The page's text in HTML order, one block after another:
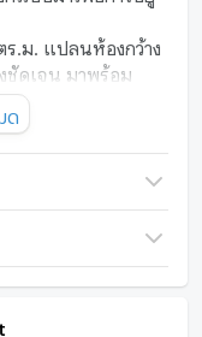
.ม. แปลนห้องกว้าง
ชัดเจน มาพร้อม
ป็นจุดเด่นสำคัญที่ไม่
วเมืองเปิดโล่งและ
ต่ยังคงความเป็น
นี้จึงเหมาะทั้ง
ยะยาวในย่านที่มี
ด
Zenith Place @